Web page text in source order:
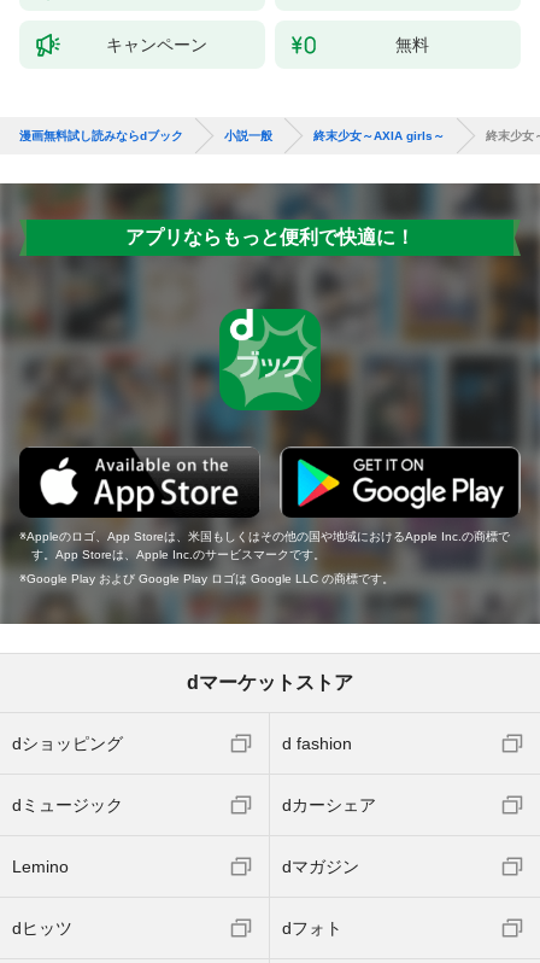
キャンペーン 無料
漫画無料試し読みならdブック 小説一般 終末少女～AXIA girls～ 終末少女
アプリならもっと便利で快適に！
Appleのロゴ、App Storeは、米国もしくはその他の国や地域におけるApple Inc.の商標で
す。App Storeは、Apple Inc.のサービスマークです。
Google Play および Google Play ロゴは Google LLC の商標です。
dマーケットストア
dショッピング d fashion
dミュージック dカーシェア
Lemino dマガジン
dヒッツ dフォト